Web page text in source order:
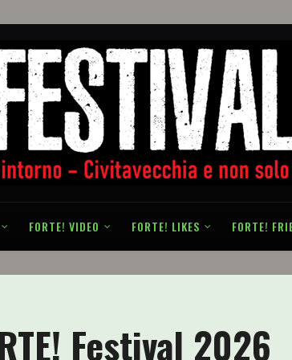
FORTE! VIDEO FORTE! LIKES FORTE!
Festival 2026